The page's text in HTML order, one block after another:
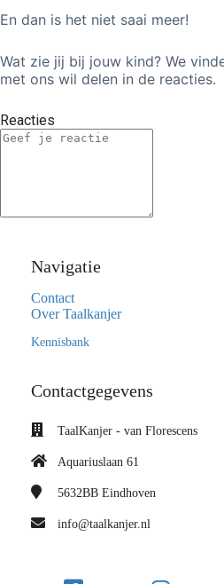
En dan is het niet saai meer!
Wat zie jij bij jouw kind? We
met ons wil delen in de reacties.
Reacties
Navigatie
Contact
Over Taalkanjer
Kennisbank
Contactgegevens
TaalKanjer - van Florescens
Aquariuslaan 61
5632BB Eindhoven
info@taalkanjer.nl